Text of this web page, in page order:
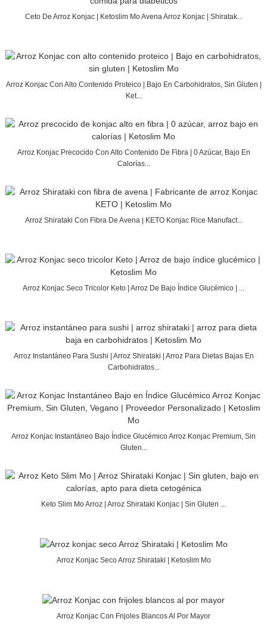
Ceto De Arroz Konjac | Ketoslim Mo Avena Arroz Konjac | Shiratak...
Arroz Konjac Con Alto Contenido Proteico | Bajo En Carbohidratos, Sin Gluten |
Ket...
Arroz Konjac Precocido Con Alto Contenido De Fibra | 0 Azúcar, Bajo En
Calorías...
Arroz Shirataki Con Fibra De Avena | KETO Konjac Rice Manufact...
Arroz Konjac Seco Tricolor Keto | Arroz De Bajo Índice Glucémico | ...
Arroz Instantáneo Para Sushi | Arroz Shirataki | Arroz Para Dietas Bajas En
Carbohidratos...
Arroz Konjac Instantáneo Bajo Índice Glucémico Arroz Konjac Premium, Sin
Gluten...
Keto Slim Mo Arroz | Arroz Shirataki Konjac | Sin Gluten ...
Arroz Konjac Seco Arroz Shirataki | Ketoslim Mo
Arroz Konjac Con Frijoles Blancos Al Por Mayor